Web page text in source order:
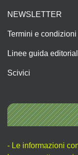
NEWSLETTER
Termini e
Linee guida
Scivici
- Le informazioni